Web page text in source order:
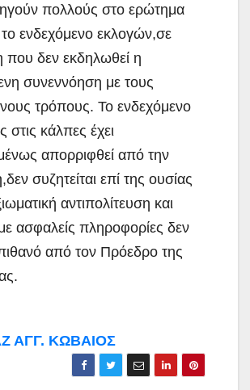
πολλούς στο ερώτημα
το ενδεχόμενο εκλογών,σε
που δεν εκδηλωθεί η
συνεννόηση με τους
τρόπους. Το ενδεχόμενο
κάλπες έχει
απορριφθεί από την
συζητείται επί της ουσίας
αντιπολίτευση και
ασφαλείς πληροφορίες δεν
από τον Πρόεδρο της
ΑΓΓ. ΚΩΒΑΙΟΣ